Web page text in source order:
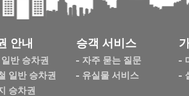
안내
반 승차권
일반 승차권
승차권
승객 서비스
자주 묻는 질문
유실물 서비스